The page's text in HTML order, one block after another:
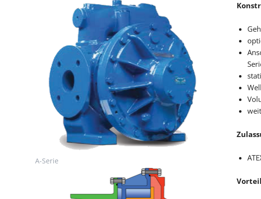
A-Serie